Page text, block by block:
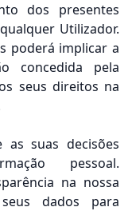
dos presentes
Utilizador.
poderá implicar a
concedida pela
seus direitos na
as suas decisões
pessoal.
na nossa
dados para